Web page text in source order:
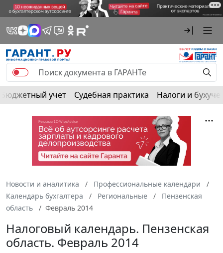
Бюджетный учет Судебная практика Налоги и
Новости и аналитика
Профессиональные календари
Календарь бухгалтера
Региональные
Пензенская
область
Февраль 2014
Налоговый календарь. Пензенская
область. Февраль 2014